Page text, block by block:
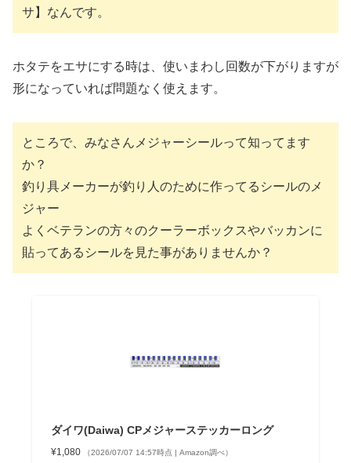
サ】なんです。
ホタテをエサにする時は、使いまわし回数が下がりますが
形になっていれば問題なく使えます。
ところで、みなさんメジャーシールって知ってます
か？
釣り具メーカーが釣り人のために作ってるシールのメ
ジャー
よくベテランの方々のクーラーボックスやバッカンに
貼ってあるシールを見た事がありませんか？
ダイワ(Daiwa) CPメジャーステッカーロング
¥1,080 （2026/07/07 14:57時点 | Amazon調べ）